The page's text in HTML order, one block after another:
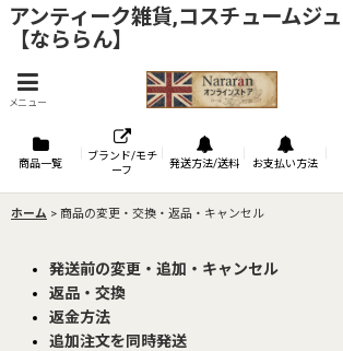
アンティーク雑貨,コスチュームジ
【なららん】
メニュー
商品一覧
ブランド/モチ
ーフ
発送方法/送料 お支払い方法
ホーム > 商品の変更・交換・返品・キャンセル
発送前の変更・追加・キャンセル
返品・交換
返金方法
追加注文を同時発送